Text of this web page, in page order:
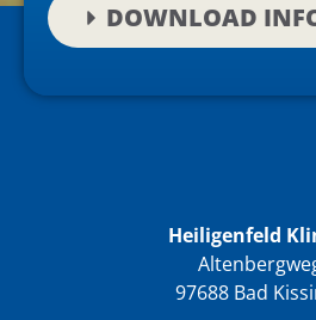
DOWNLOAD
Heiligenfeld
97688 Bad